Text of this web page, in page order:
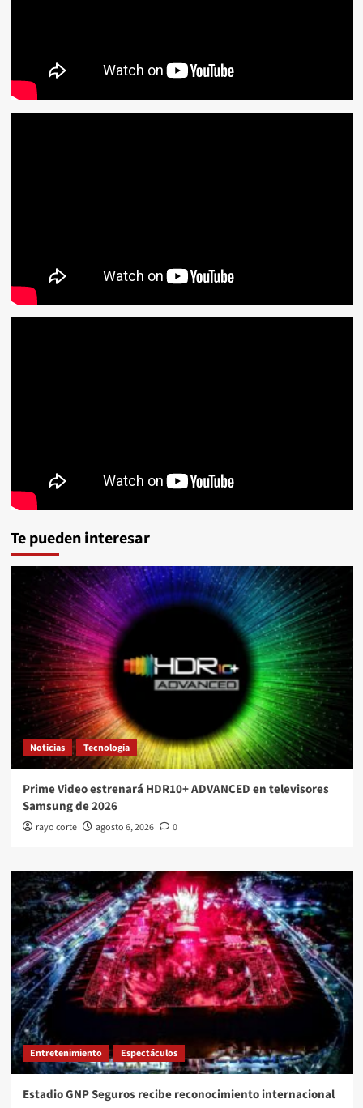
Te pueden interesar
Noticias Tecnología
Prime Video estrenará HDR10+ ADVANCED en televisores
Samsung de 2026
rayo corte agosto 6, 2026 0
Entretenimiento Espectáculos
Estadio GNP Seguros recibe reconocimiento internacional